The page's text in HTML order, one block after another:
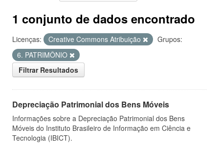
1 conjunto de dados encontrado
Licenças: Creative Commons Atribuição
Grupos:
6. PATRIMÔNIO
Filtrar Resultados
Depreciação Patrimonial dos Bens Móveis
Informações sobre a Depreciação Patrimonial dos Bens
Móveis do Instituto Brasileiro de Informação em Ciência e
Tecnologia (IBICT).